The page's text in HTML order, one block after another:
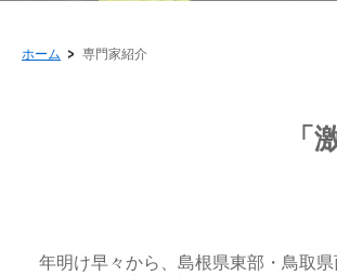
ホーム 専門家紹介
「
年明け早々から、島根県東部・鳥取